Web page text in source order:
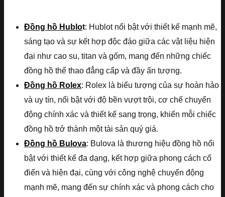
Đồng hồ Hublot: Hublot nổi bật với thiết kế mạnh mẽ,
sáng tạo và sự kết hợp độc đáo giữa các vật liệu hiện
đại như cao su, titan và gốm, mang đến những chiếc
đồng hồ thể thao đẳng cấp và đầy ấn tượng.
Đồng hồ Rolex: Rolex là biểu tượng của sự hoàn hảo
và uy tín, nổi bật với độ bền vượt trội, cơ chế chuyển
động chính xác và thiết kế sang trọng, khiến mỗi chiếc
đồng hồ trở thành một tài sản quý giá.
Đồng hồ Bulova: Bulova là thương hiệu đồng hồ nổi
bật với thiết kế đa dạng, kết hợp giữa phong cách cổ
điển và hiện đại, cùng với công nghệ chuyển động
mạnh mẽ, mang đến sự chính xác và phong cách cho